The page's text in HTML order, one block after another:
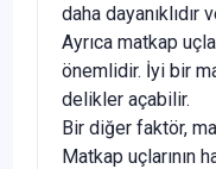
daha dayanıklıdır
Ayrıca matkap
önemlidir. İyi bir
delikler açabilir.
Bir diğer faktör,
Matkap uçlarının